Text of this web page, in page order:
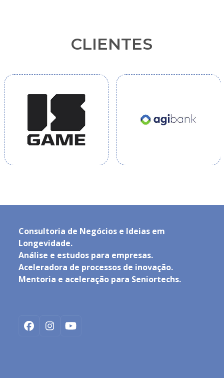
CLIENTES
Use
the
left
and
right
arrow
keys
to
Consultoria de Negócios e Ideias em
Longevidade.
Análise e estudos para empresas.
Aceleradora de processos de inovação.
Mentoria e aceleração para Seniortechs.
Facebook
Instagram
YouTube